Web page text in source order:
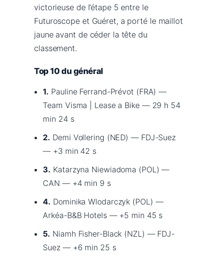
victorieuse de l’étape 5 entre le
Futuroscope et Guéret, a porté le maillot
jaune avant de céder la tête du
classement.
Top 10 du général
1. Pauline Ferrand-Prévot (FRA) —
Team Visma | Lease a Bike — 29 h 54
min 24 s
2. Demi Vollering (NED) — FDJ-Suez
— +3 min 42 s
3. Katarzyna Niewiadoma (POL) —
CAN — +4 min 9 s
4. Dominika Wlodarczyk (POL) —
Arkéa-B&B Hotels — +5 min 45 s
5. Niamh Fisher-Black (NZL) — FDJ-
Suez — +6 min 25 s